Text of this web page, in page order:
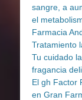
sangre, a
el
Farmacia
Tratamiento
Tu cuidado
fragancia
El gh Factor
en Gran